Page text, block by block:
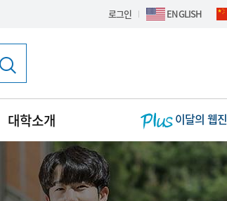
로그인 ENGLISH
대학소개 이달의 웹진